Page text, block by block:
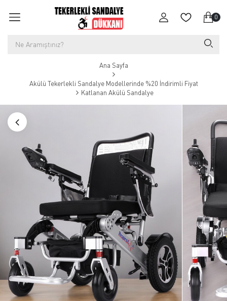
0
Ana Sayfa
Akülü Tekerlekli Sandalye Modellerinde %20 İndirimli Fiyat
Katlanan Akülü Sandalye